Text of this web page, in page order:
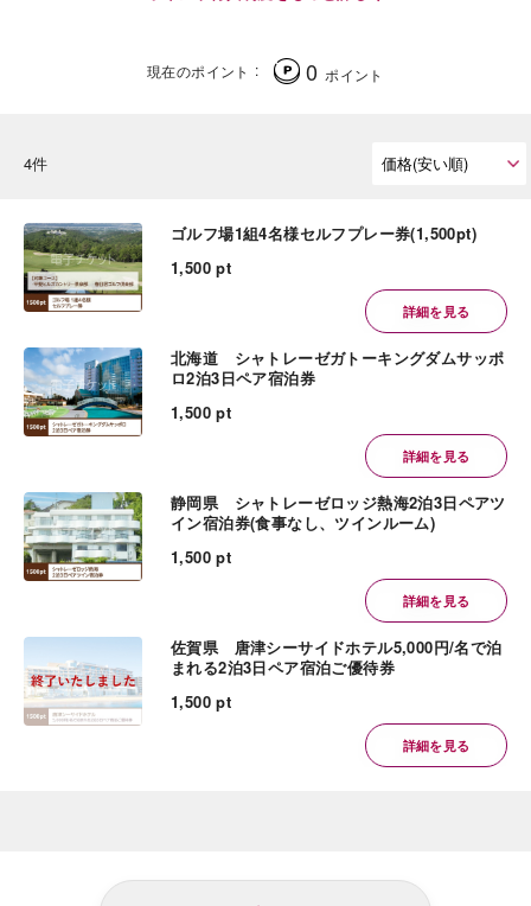
現在のポイント 0 ポイント
4件
ゴルフ場1組4名様セルフプレー券(1,500pt)
1,500 pt
詳細を見る
北海道 シャトレーゼガトーキングダムサッポ
ロ2泊3日ペア宿泊券
1,500 pt
詳細を見る
静岡県 シャトレーゼロッジ熱海2泊3日ペアツ
イン宿泊券(食事なし、ツインルーム)
1,500 pt
詳細を見る
佐賀県 唐津シーサイドホテル5,000円/名で泊
まれる2泊3日ペア宿泊ご優待券
1,500 pt
詳細を見る